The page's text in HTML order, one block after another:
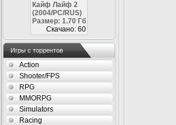
Кайф Лайф 2
(2004/PC/RUS)
Размер: 1.70 Гб
Скачано: 60
Игры с торрентов
Action
Shooter/FPS
RPG
MMORPG
Simulators
Racing